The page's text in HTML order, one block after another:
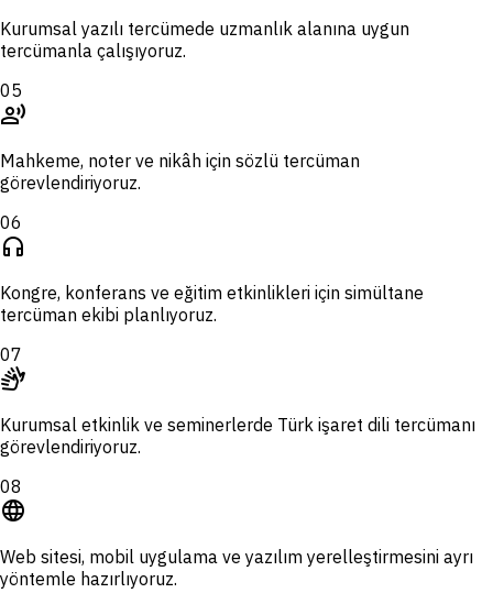
Kurumsal yazılı tercümede uzmanlık alanına uygun
tercümanla çalışıyoruz.
05
record_voice_over
Mahkeme, noter ve nikâh için sözlü tercüman
görevlendiriyoruz.
06
headphones
Kongre, konferans ve eğitim etkinlikleri için simültane
tercüman ekibi planlıyoruz.
07
sign_language
Kurumsal etkinlik ve seminerlerde Türk işaret dili tercümanı
görevlendiriyoruz.
08
language
Web sitesi, mobil uygulama ve yazılım yerelleştirmesini ayrı
yöntemle hazırlıyoruz.